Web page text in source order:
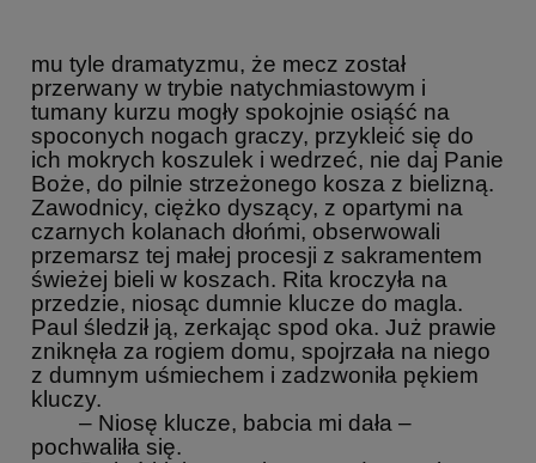
mu tyle dramatyzmu, że mecz został
przerwany w trybie natychmiastowym i
tumany kurzu mogły spokojnie osiąść na
spoconych nogach graczy, przykleić się do
ich mokrych koszulek i wedrzeć, nie daj Panie
Boże, do pilnie strzeżonego kosza z bielizną.
Zawodnicy, ciężko dyszący, z opartymi na
czarnych kolanach dłońmi, obserwowali
przemarsz tej małej procesji z sakramentem
świeżej bieli w koszach. Rita kroczyła na
przedzie, niosąc dumnie klucze do magla.
Paul śledził ją, zerkając spod oka. Już prawie
zniknęła za rogiem domu, spojrzała na niego
z dumnym uśmiechem i zadzwoniła pękiem
kluczy.
– Niosę klucze, babcia mi dała –
pochwaliła się.